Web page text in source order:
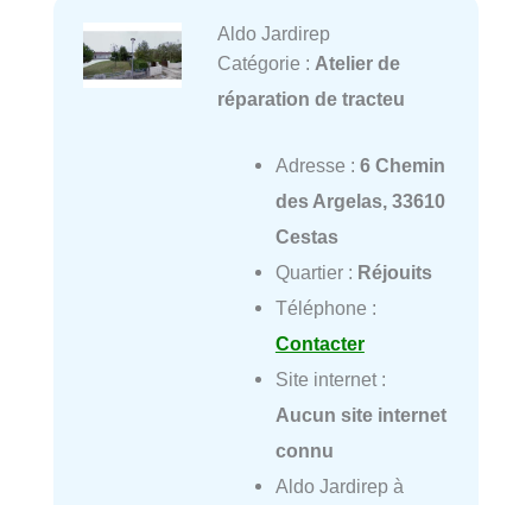
Aldo Jardirep
Catégorie : Atelier de
réparation de tracteu
Adresse : 6 Chemin
des Argelas, 33610
Cestas
Quartier : Réjouits
Téléphone :
Contacter
Site internet :
Aucun site internet
connu
Aldo Jardirep à